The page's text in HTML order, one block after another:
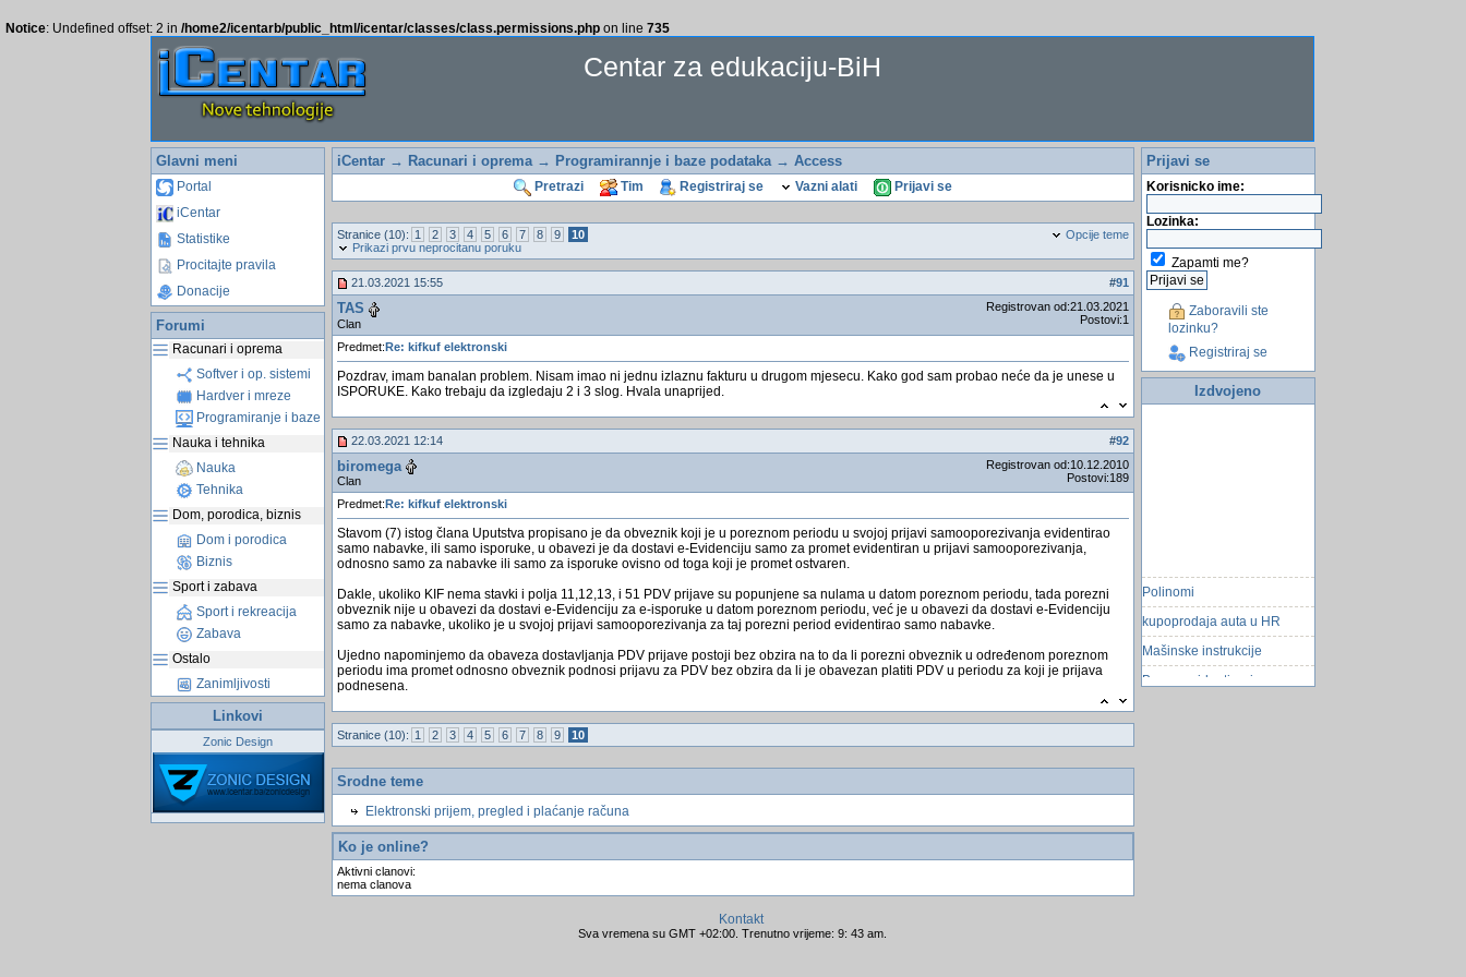
Notice: Undefined offset: 2 in /home2/icentarb/public_html/icentar/classes/class.permissions.php on line 735
Centar za edukaciju-BiH
Glavni meni
Portal
iCentar
Statistike
Procitajte pravila
Donacije
Forumi
Racunari i oprema
Softver i op. sistemi
Hardver i mreze
Programiranje i baze
Nauka i tehnika
Nauka
Tehnika
Dom, porodica, biznis
Dom i porodica
Biznis
Sport i zabava
Sport i rekreacija
Zabava
Ostalo
Zanimljivosti
Linkovi
Zonic Design
iCentar→ Racunari i oprema→ Programirannje i baze podataka→ Access
Pretrazi Tim Registriraj se Vazni alati Prijavi se
Opcije teme
Stranice (10): 1 2 3 4 5 6 7 8 9
10
Prikazi prvu neprocitanu poruku
#91
21.03.2021 15:55
TAS
Clan
Registrovan od:21.03.2021
Postovi:1
Predmet:Re: kifkuf elektronski
Pozdrav, imam banalan problem. Nisam imao ni jednu izlaznu fakturu u drugom mjesecu. Kako god sam probao neće da je unese u
ISPORUKE. Kako trebaju da izgledaju 2 i 3 slog. Hvala unaprijed.
#92
22.03.2021 12:14
biromega
Clan
Registrovan od:10.12.2010
Postovi:189
Predmet: Re: kifkuf elektronski
Stavom (7) istog člana Uputstva propisano je da obveznik koji je u poreznom periodu u svojoj prijavi samooporezivanja evidentirao
samo nabavke, ili samo isporuke, u obavezi je da dostavi e-Evidenciju samo za promet evidentiran u prijavi samooporezivanja,
odnosno samo za nabavke ili samo za isporuke ovisno od toga koji je promet ostvaren.
Dakle, ukoliko KIF nema stavki i polja 11,12,13, i 51 PDV prijave su popunjene sa nulama u datom poreznom periodu, tada porezni
obveznik nije u obavezi da dostavi e-Evidenciju za e-isporuke u datom poreznom periodu, već je u obavezi da dostavi e-Evidenciju
samo za nabavke, ukoliko je u svojoj prijavi samooporezivanja za taj porezni period evidentirao samo nabavke.
Ujedno napominjemo da obaveza dostavljanja PDV prijave postoji bez obzira na to da li porezni obveznik u određenom poreznom
periodu ima promet odnosno obveznik podnosi prijavu za PDV bez obzira da li je obavezan platiti PDV u periodu za koji je prijava
podnesena.
Stranice (10): 1 2 3 4 5 6 7 8 9 10
Srodne teme
Elektronski prijem, pregled i plaćanje računa
Ko je online?
Aktivni clanovi:
nema clanova
Kontakt
Sva vremena su GMT +02:00. Trenutno vrijeme: 9: 43 am.
Prijavi se
Korisnicko ime:
Lozinka:
Zapamti me?
Zaboravili ste
lozinku?
Registriraj se
Izdvojeno
Polinomi
kupoprodaja auta u HR
Mašinske instrukcije
Baza - evidentiranje
elektronskih radova